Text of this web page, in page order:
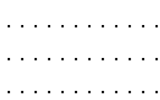
. . . . . . . . . . .
. . . . . . . . . . .
. . . . . . . . . . .